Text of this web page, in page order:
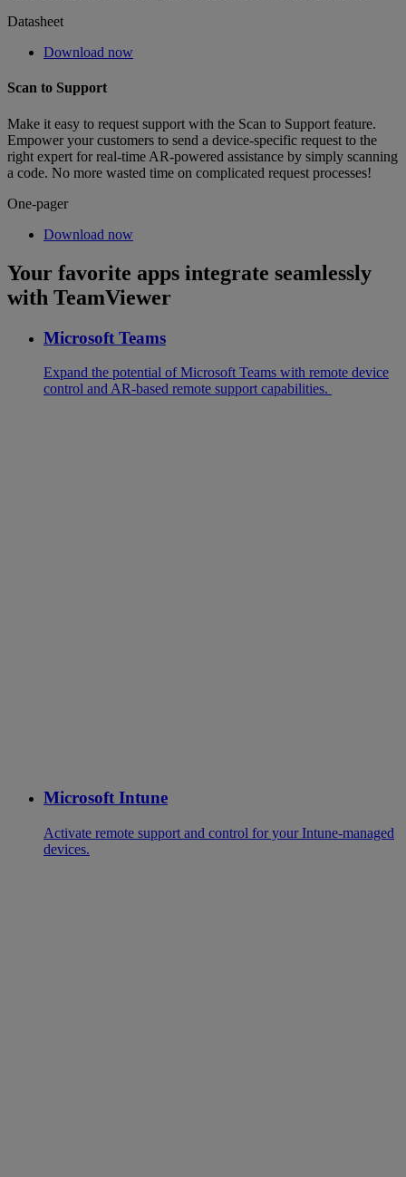
Datasheet
Download now
Scan to Support
Make it easy to request support with the Scan to Support feature.
Empower your customers to send a device-specific request to the
right expert for real-time AR-powered assistance by simply scanning
a code. No more wasted time on complicated request processes!
One-pager
Download now
Your favorite apps integrate seamlessly
with TeamViewer
Microsoft Teams
Expand the potential of Microsoft Teams with remote device
control and AR-based remote support capabilities.
Microsoft Intune
Activate remote support and control for your Intune-managed
devices.